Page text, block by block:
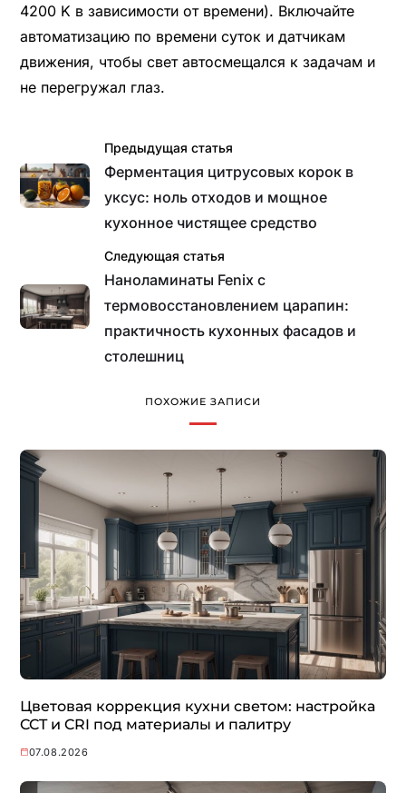
4200 K в зависимости от времени). Включайте
автоматизацию по времени суток и датчикам
движения, чтобы свет автосмещался к задачам и
не перегружал глаз.
Предыдущая статья
Ферментация цитрусовых корок в
уксус: ноль отходов и мощное
кухонное чистящее средство
Следующая статья
Наноламинаты Fenix с
термовосстановлением царапин:
практичность кухонных фасадов и
столешниц
ПОХОЖИЕ ЗАПИСИ
Цветовая коррекция кухни светом: настройка
CCT и CRI под материалы и палитру
07.08.2026